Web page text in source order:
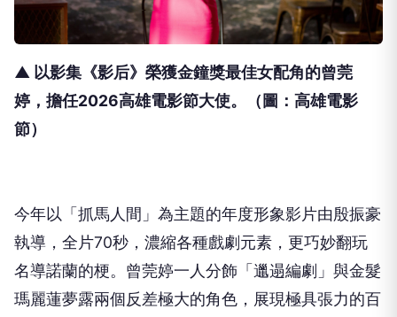
▲ 以影集《影后》 榮獲金鐘獎最佳女配角的曾莞
婷，擔任2026高雄電影節大使。（圖：高雄電影
節）
今年以「抓馬人間」為主題的年度形象影片由殷振豪
執導， 全片70秒，濃縮各種戲劇元素，更巧妙翻玩
名導諾蘭的梗。 曾莞婷一人分飾「邋遢編劇」 與金髮
瑪麗蓮夢露兩個反差極大的角色，展現極具張力的百